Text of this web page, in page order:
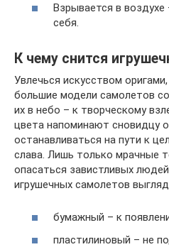
Взрывается в
себя.
К чему снится
Увлечься искусством
большие модели самолетов
их в небо – к творческому
цвета напоминают сновидцу
останавливаться на пути к
слава. Лишь только мрачные
опасаться завистливых
игрушечных самолетов
бумажный – к
пластилиновый – не